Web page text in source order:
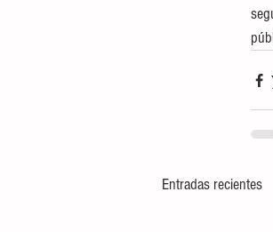
Entradas recientes